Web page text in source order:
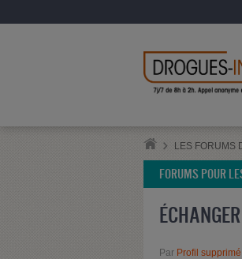
LES FORUMS
FORUMS POUR
Par Profil supprimé